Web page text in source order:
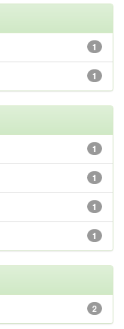
1
1
1
1
1
1
2